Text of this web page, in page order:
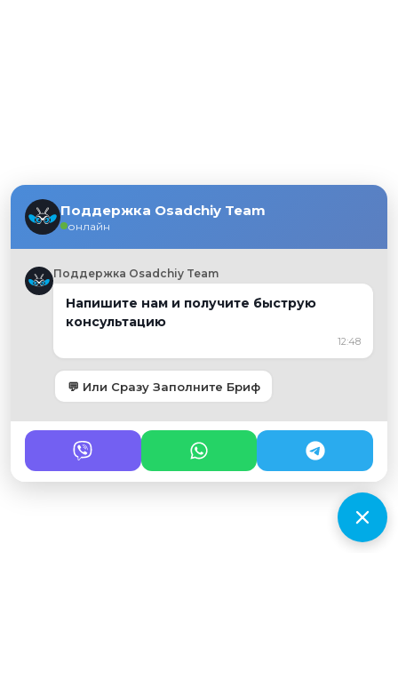
Поддержка Osadchiy Team
онлайн
Поддержка Osadchiy Team
Напишите нам и получите быструю
консультацию
12:48
💬 Или Сразу Заполните Бриф